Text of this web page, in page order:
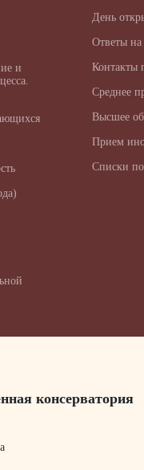
и
День
Ответы
Контакты
Среднее
Высшее
Прием
Списки
консерватория